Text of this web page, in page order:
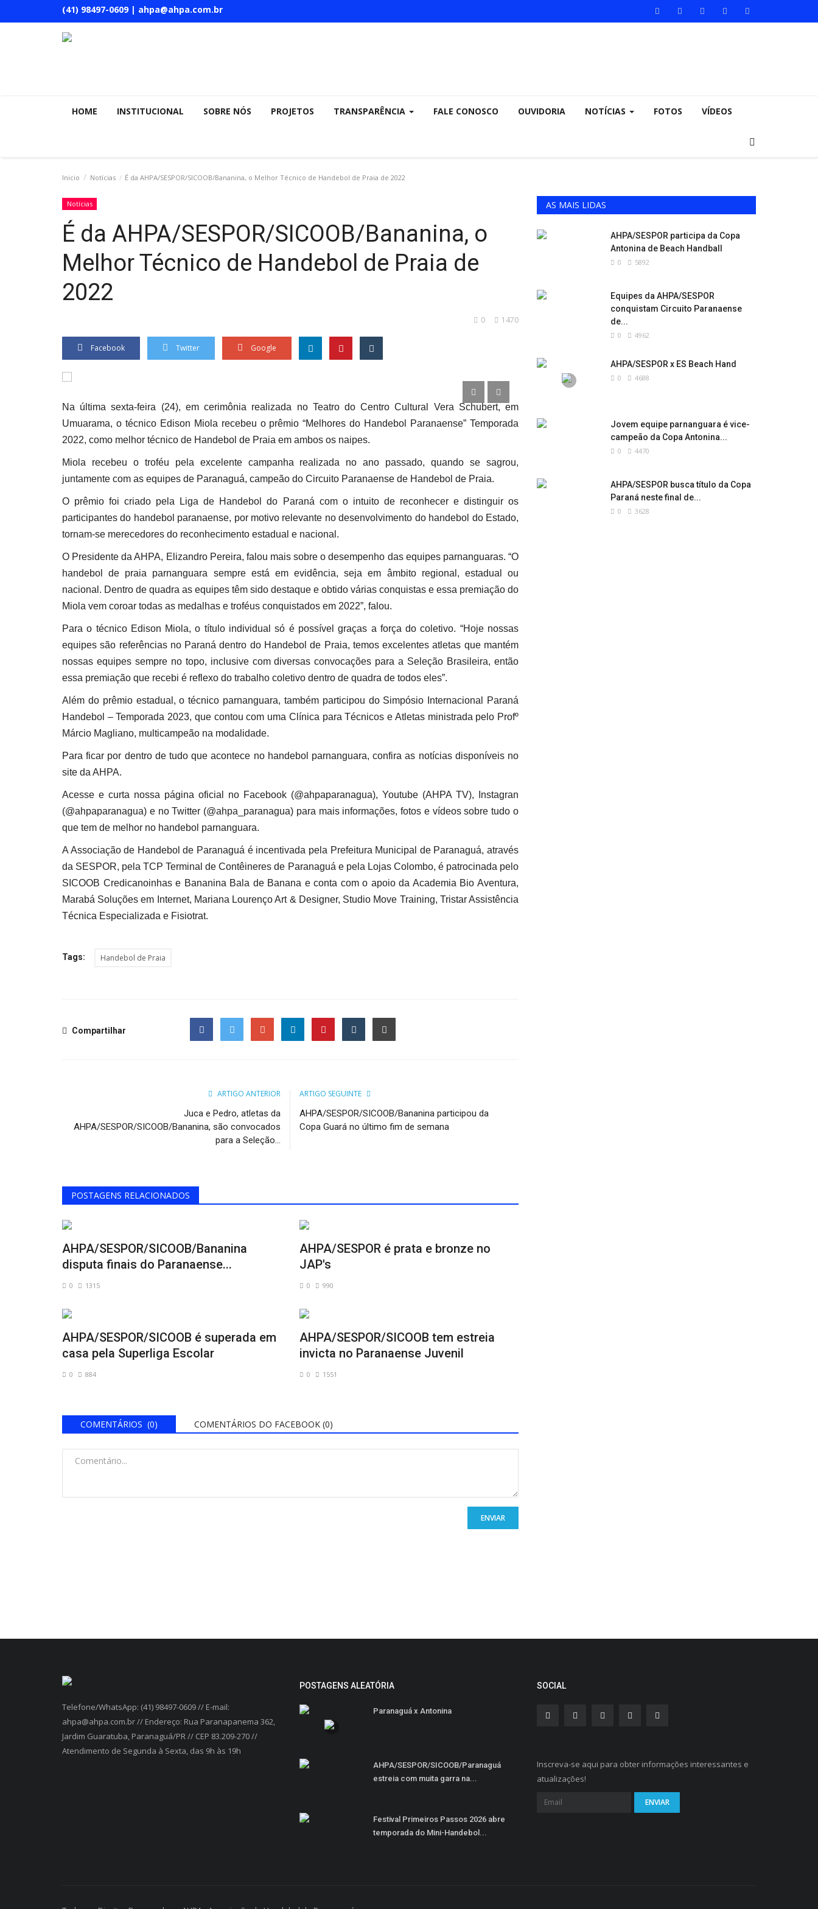
(41) 98497-0609 | ahpa@ahpa.com.br
HOME INSTITUCIONAL SOBRE NÓS PROJETOS TRANSPARÊNCIA FALE CONOSCO OUVIDORIA NOTÍCIAS FOTOS VÍDEOS
Inicio Notícias É da AHPA/SESPOR/SICOOB/Bananina, o Melhor Técnico de Handebol de Praia de 2022
Notícias
É da AHPA/SESPOR/SICOOB/Bananina, o
Melhor Técnico de Handebol de Praia de
2022
1470
0
Facebook Twitter Google
Na última sexta-feira (24), em cerimônia realizada no Teatro do Centro Cultural Vera Schubert, em
Umuarama, o técnico Edison Miola recebeu o prêmio “Melhores do Handebol Paranaense” Temporada
2022, como melhor técnico de Handebol de Praia em ambos os naipes.
Miola recebeu o troféu pela excelente campanha realizada no ano passado, quando se sagrou,
juntamente com as equipes de Paranaguá, campeão do Circuito Paranaense de Handebol de Praia.
O prêmio foi criado pela Liga de Handebol do Paraná com o intuito de reconhecer e distinguir os
participantes do handebol paranaense, por motivo relevante no desenvolvimento do handebol do Estado,
tornam-se merecedores do reconhecimento estadual e nacional.
O Presidente da AHPA, Elizandro Pereira, falou mais sobre o desempenho das equipes parnanguaras. “O
handebol de praia parnanguara sempre está em evidência, seja em âmbito regional, estadual ou
nacional. Dentro de quadra as equipes têm sido destaque e obtido várias conquistas e essa premiação do
Miola vem coroar todas as medalhas e troféus conquistados em 2022”, falou.
Para o técnico Edison Miola, o título individual só é possível graças a força do coletivo. “Hoje nossas
equipes são referências no Paraná dentro do Handebol de Praia, temos excelentes atletas que mantém
nossas equipes sempre no topo, inclusive com diversas convocações para a Seleção Brasileira, então
essa premiação que recebi é reflexo do trabalho coletivo dentro de quadra de todos eles”.
Além do prêmio estadual, o técnico parnanguara, também participou do Simpósio Internacional Paraná
Handebol – Temporada 2023, que contou com uma Clínica para Técnicos e Atletas ministrada pelo Profº
Márcio Magliano, multicampeão na modalidade.
Para ficar por dentro de tudo que acontece no handebol parnanguara, confira as notícias disponíveis no
site da AHPA.
Acesse e curta nossa página oficial no Facebook (@ahpaparanagua), Youtube (AHPA TV), Instagran
(@ahpaparanagua) e no Twitter (@ahpa_paranagua) para mais informações, fotos e vídeos sobre tudo o
que tem de melhor no handebol parnanguara.
A Associação de Handebol de Paranaguá é incentivada pela Prefeitura Municipal de Paranaguá, através
da SESPOR, pela TCP Terminal de Contêineres de Paranaguá e pela Lojas Colombo, é patrocinada pelo
SICOOB Credicanoinhas e Bananina Bala de Banana e conta com o apoio da Academia Bio Aventura,
Marabá Soluções em Internet, Mariana Lourenço Art & Designer, Studio Move Training, Tristar Assistência
Técnica Especializada e Fisiotrat.
Tags: Handebol de Praia
Compartilhar
ARTIGO ANTERIOR
Juca e Pedro, atletas da
AHPA/SESPOR/SICOOB/Bananina, são convocados
para a Seleção...
ARTIGO SEGUINTE
AHPA/SESPOR/SICOOB/Bananina participou da
Copa Guará no último fim de semana
POSTAGENS RELACIONADOS
AHPA/SESPOR/SICOOB/Bananina
disputa finais do Paranaense...
0 1315
AHPA/SESPOR é prata e bronze no
JAP's
0 990
AHPA/SESPOR/SICOOB é superada em
casa pela Superliga Escolar
0 884
AHPA/SESPOR/SICOOB tem estreia
invicta no Paranaense Juvenil
0 1551
COMENTÁRIOS (0) COMENTÁRIOS DO FACEBOOK (0)
ENVIAR
AS MAIS LIDAS
AHPA/SESPOR participa da Copa
Antonina de Beach Handball
0 5892
Equipes da AHPA/SESPOR
conquistam Circuito Paranaense
de...
0 4962
AHPA/SESPOR x ES Beach Hand
0 4688
Jovem equipe parnanguara é vice-
campeão da Copa Antonina...
0 4470
AHPA/SESPOR busca título da Copa
Paraná neste final de...
0 3628
Telefone/WhatsApp: (41) 98497-0609 // E-mail:
ahpa@ahpa.com.br // Endereço: Rua Paranapanema 362,
Jardim Guaratuba, Paranaguá/PR // CEP 83.209-270 //
Atendimento de Segunda à Sexta, das 9h às 19h
POSTAGENS ALEATÓRIA
Paranaguá x Antonina
AHPA/SESPOR/SICOOB/Paranaguá
estreia com muita garra na...
Festival Primeiros Passos 2026 abre
temporada do Mini-Handebol...
SOCIAL
Inscreva-se aqui para obter informações interessantes e
atualizações!